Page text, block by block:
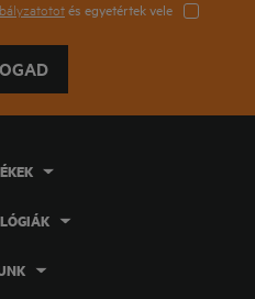
és egyetértek vele